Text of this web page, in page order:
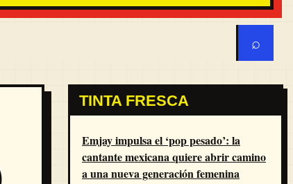
⌕
TINTA FRESCA
Emjay impulsa el ‘pop pesado’: la
cantante mexicana quiere abrir camino
a una nueva generación femenina